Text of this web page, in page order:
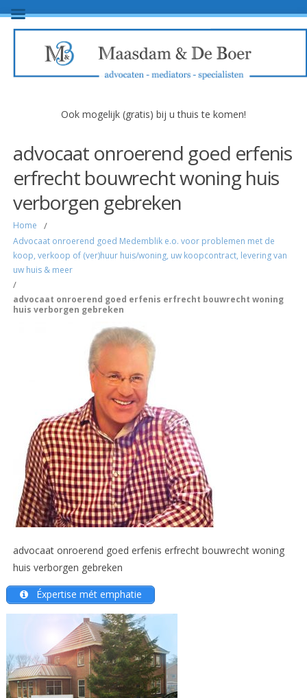
Ook mogelijk (gratis) bij u thuis te komen!
advocaat onroerend goed erfenis
erfrecht bouwrecht woning huis
verborgen gebreken
Home /
Advocaat onroerend goed Medemblik e.o. voor problemen met de
koop, verkoop of (ver)huur huis/woning, uw koopcontract, levering van
uw huis & meer
/
advocaat onroerend goed erfenis erfrecht bouwrecht woning
huis verborgen gebreken
advocaat onroerend goed erfenis erfrecht bouwrecht woning
huis verborgen gebreken
Éxpertise mét emphatie